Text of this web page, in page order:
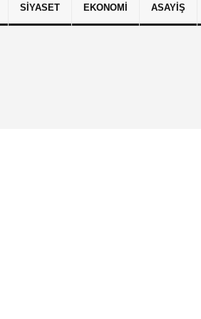
İletişim Çerez Politikası Gizlilik İlkeleri
SIYASET EKONOMI ASAYIŞ